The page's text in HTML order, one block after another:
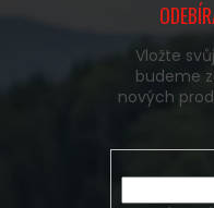
Vložte
budeme
nových